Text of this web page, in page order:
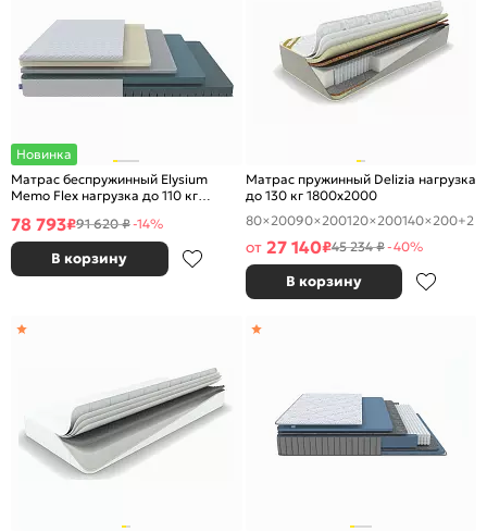
Новинка
Матрас беспружинный Elysium
Memo Flex нагрузка до 110 кг
78 793₽91 620 ₽-14%
В корзину
Матрас пружинный Delizia нагрузка
до 130 кг 1800x2000
80×20090×200120×200140×200+2
от 27 140₽45 234 ₽-40%
В корзину